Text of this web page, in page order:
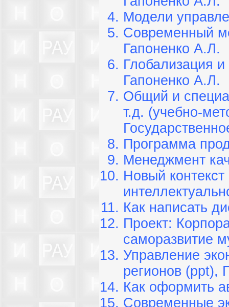
Модели
Современный
Гапоненко А.Л.
Глобализация
Гапоненко А.Л.
Общий и
т.д. (учебно-
Программа
Менеджмент
Новый контекст
Как написать
Проект:
саморазвитие
Управление
регионов (ppt),
Как оформить
Современные